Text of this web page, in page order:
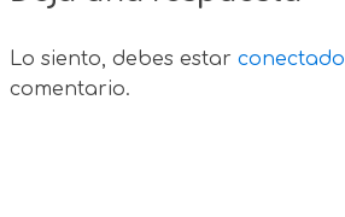
Lo siento, debes estar conectado
comentario.